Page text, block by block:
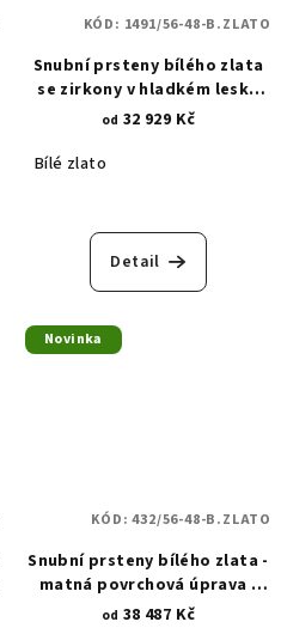
Snubní prsteny bílého zlata
se zirkony v hladkém lesku
1491
od 32 929 Kč
Bílé zlato
Detail
KÓD: 1491/56-48-B.ZLATO
Novinka
Snubní prsteny bílého zlata -
matná povrchová úprava -
lesklé rytiny - šachovnice a
od 38 487 Kč
KÓD:432/56-48-B.ZLATO